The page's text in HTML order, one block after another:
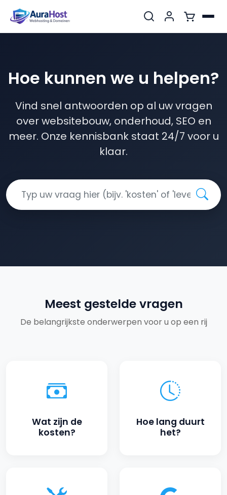
hoe kunnen we u helpen?
Vind snel antwoorden op al uw vragen
over websitebouw, onderhoud, SEO en
meer. Onze kennisbank staat 24/7 voor u
klaar.
meest gestelde vragen
De belangrijkste onderwerpen voor u op een rij
wat zijn de
kosten?
hoe lang duurt
het?